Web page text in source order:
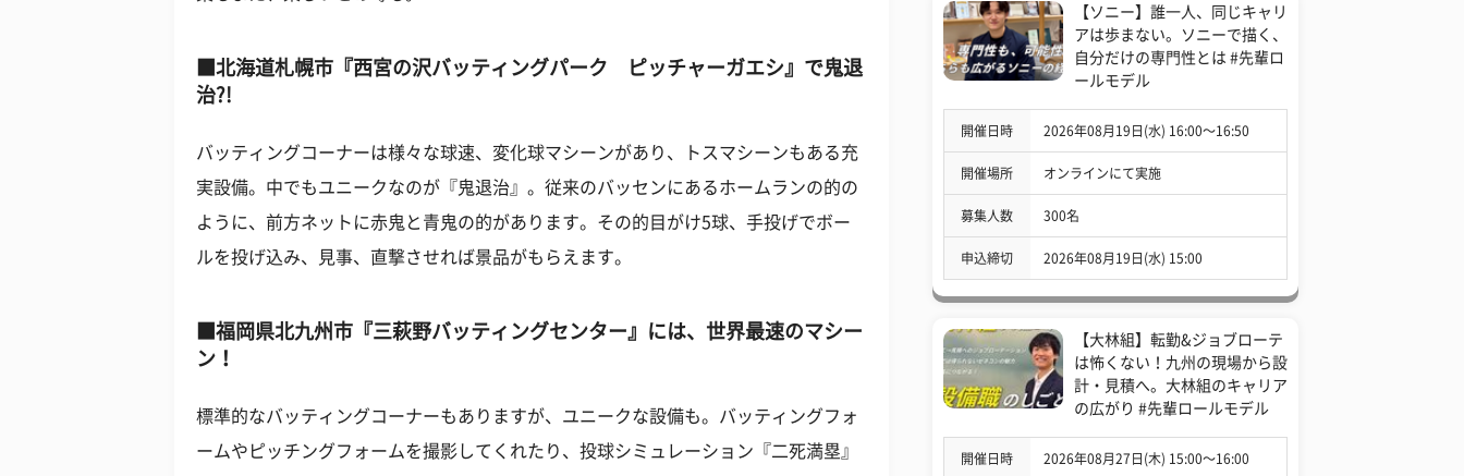
■北海道札幌市『西宮の沢バッティングパーク ピッチャーガエシ』で鬼退
治?!
バッティングコーナーは様々な球速、変化球マシーンがあり、トスマシーンもある充
実設備。中でもユニークなのが『鬼退治』。従来のバッセンにあるホームランの的の
ように、前方ネットに赤鬼と青鬼の的があります。その的目がけ5球、手投げでボー
ルを投げ込み、見事、直撃させれば景品がもらえます。
■福岡県北九州市『三萩野バッティングセンター』には、世界最速のマシー
ン！
標準的なバッティングコーナーもありますが、ユニークな設備も。バッティングフォ
ームやピッチングフォームを撮影してくれたり、投球シミュレーション『二死満塁』
【ソニー】誰一人、同じキャリ
アは歩まない。ソニーで描く、
自分だけの専門性とは #先輩ロ
ールモデル
開催日時 2026年08月19日(水) 16:00〜16:50
開催場所 オンラインにて実施
募集人数 300名
申込締切 2026年08月19日(水) 15:00
【大林組】転勤&ジョブローテ
は怖くない！九州の現場から設
計・見積へ。大林組のキャリア
の広がり #先輩ロールモデル
開催日時 2026年08月27日(木) 15:00〜16:00